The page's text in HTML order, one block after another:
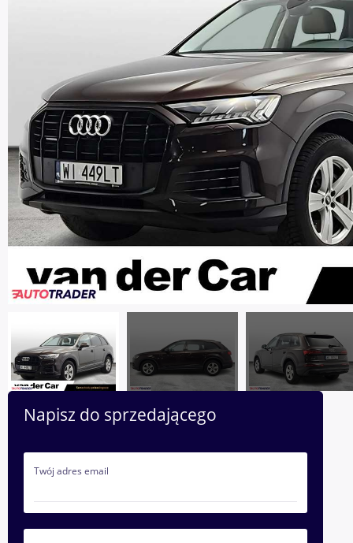
Napisz do sprzedającego
Twój adres email